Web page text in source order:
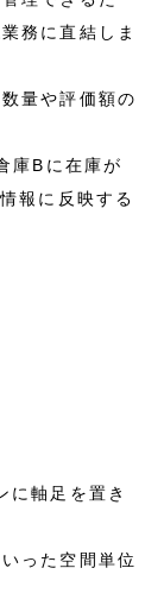
務に直結しま
量や評価額の
庫Bに在庫が
報に反映する
に軸足を置き
った空間単位